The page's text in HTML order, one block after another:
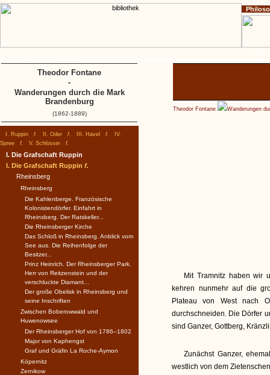
Theodor Fontane Wanderungen
Mit Tramnitz haben wir
kehren nunmehr auf die
Plateau von West nach
durchschneiden. Die Dörfer
sind Ganzer, Gottberg,
Zunächst Ganzer,
westlich von dem
I. Ruppin f. II. Oder f. III. Havel f.
IV.
Spree
f. V. Schlösser f.
I. Die Grafschaft Ruppin
I. Die Grafschaft Ruppin f.
Rheinsberg
Rheinsberg
Die Kahlenberge. Französische
Kolonistendörfer. Einfahrt in
Rheinsberg. Der Ratskeller...
Die Rheinsberger Kirche
Das Schloß in Rheinsberg. Anblick vom
See aus. Die Reihenfolge der
Besitzer...
Prinz Heinrich. Der Rheinsberger Park.
Herr von Reitzenstein und der
verschluckte Diamant...
Der große Obelisk in Rheinsberg und
seine Inschriften
Zwischen Boberowwald und
Huwenowsee
Der Rheinsberger Hof von 1786–1802
Major von Kaphengst
Graf und Gräfin La Roche-Aymon
Köpernitz
Zernikow
Theodor Fontane
-
Wanderungen durch die Mark
Brandenburg
(1862-1889)